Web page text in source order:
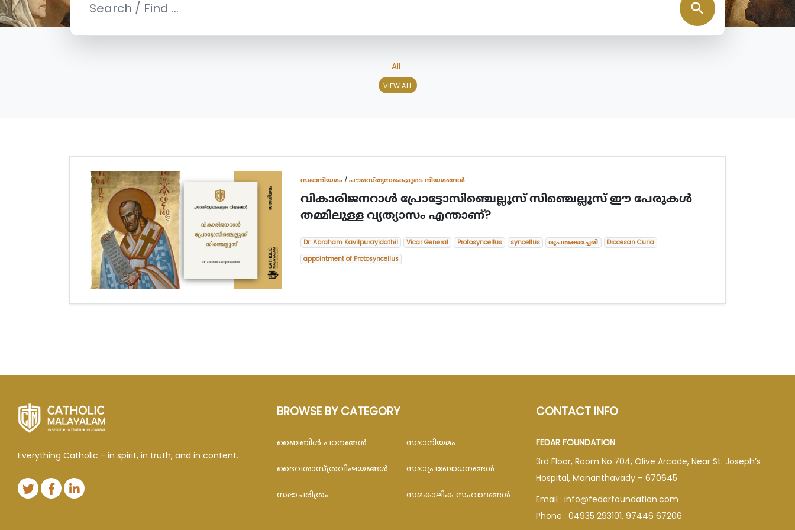
search
All
VIEW ALL
സഭാനിയമം /പൗരസ്ത്യസഭകളുടെ നിയമങ്ങൾ
വികാരിജനറാൾ പ്രോട്ടോസിഞ്ചെല്ലൂസ് സിഞ്ചെല്ലൂസ് ഈ പേരുകള്‍
തമ്മിലുള്ള വ്യത്യാസം എന്താണ്?
Dr. Abraham Kavilpurayidathil Vicar General Protosyncellus syncellus രൂപതക്കച്ചേരി
Diocesan Curia
appointment of Protosyncellus
Everything Catholic - in spirit, in truth, and in content.
BROWSE BY CATEGORY
ബൈബിള്‍ പഠനങ്ങള്‍
ദൈവശാസ്ത്രവിഷയങ്ങള്‍
സഭാചരിത്രം
സഭാനിയമം
സഭാപ്രബോധനങ്ങള്‍
സമകാലിക സംവാദങ്ങൾ
CONTACT INFO
FEDAR FOUNDATION
3rd Floor, Room No.704, Olive Arcade, Near St. Joseph’s
Hospital, Mananthavady – 670645
Email : info@fedarfoundation.com
Phone : 04935 293101, 97446 67206